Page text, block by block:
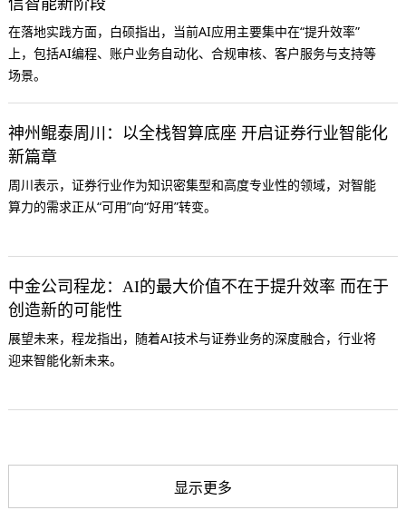
在落地实践方面，白硕指出，当前AI应用主要集中在“提升效率”
上，包括AI编程、账户业务自动化、合规审核、客户服务与支持等
场景。
神州鲲泰周川：以全栈智算底座 开启证券行业智能化
新篇章
周川表示，证券行业作为知识密集型和高度专业性的领域，对智能
算力的需求正从“可用”向“好用”转变。
中金公司程龙：AI的最大价值不在于提升效率 而在于
创造新的可能性
展望未来，程龙指出，随着AI技术与证券业务的深度融合，行业将
迎来智能化新未来。
显示更多